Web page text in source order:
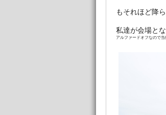
もそれほど降
私達が会場と
アルファードオフなので